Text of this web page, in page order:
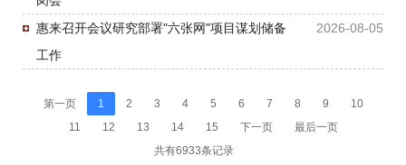
2026-08-05
惠来召开会议研究部署"六张网"项目谋划储备
工作
第一页 1 2 3 4 5 6 7 8 9
10
11
12 13 14 15 下一页
最后一页
共有6933条记录